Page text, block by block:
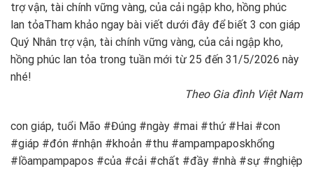
trợ vận, tài chính vững vàng, của cải ngập kho, hồng phúc
lan tỏaTham khảo ngay bài viết dưới đây để biết 3 con giáp
Quý Nhân trợ vận, tài chính vững vàng, của cải ngập kho,
hồng phúc lan tỏa trong tuần mới từ 25 đến 31/5/2026 này
nhé!
Theo Gia đình Việt Nam
con giáp, tuổi Mão #Đúng #ngày #mai #thứ #Hai #con
#giáp #đón #nhận #khoản #thu #ampampaposkhổng
#lồampampapos #của #cải #chất #đầy #nhà #sự #nghiệp